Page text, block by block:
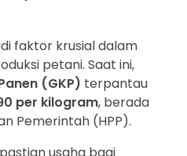
faktor krusial dalam
petani. Saat ini,
(GKP) terpantau
per kilogram, berada
Pemerintah (HPP).
usaha bagi